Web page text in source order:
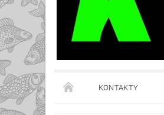
KONTAKTY